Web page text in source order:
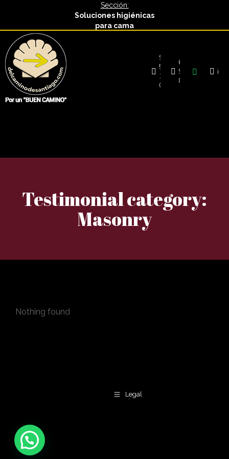
Sección:
Soluciones higiénicas
para cama
948
52
10
08
687
979
873
Testimonial category:
Masonry
Nothing found
Legal